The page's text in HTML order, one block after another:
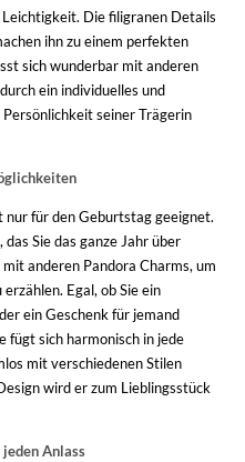
Die filigranen Details
ihn zu einem perfekten
sich wunderbar mit anderen
ein individuelles und
seiner Trägerin
für den Geburtstag geeignet.
Sie das ganze Jahr über
anderen Pandora Charms, um
Egal, ob Sie ein
ein Geschenk für jemand
fügt sich harmonisch in jede
mit verschiedenen Stilen
wird er zum Lieblingsstück
Anlass